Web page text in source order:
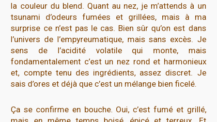
la couleur du blend. Quant au nez, je m’attends à un
tsunami d’odeurs fumées et grillées, mais à ma
surprise ce n’est pas le cas. Bien sûr qu’on est dans
l’univers de l’empyreumatique, mais sans excès. Je
sens de l’acidité volatile qui monte, mais
fondamentalement c’est un nez rond et harmonieux
et, compte tenu des ingrédients, assez discret. Je
sais d’ores et déjà que c’est un mélange bien ficelé.
Ça se confirme en bouche. Oui, c’est fumé et grillé,